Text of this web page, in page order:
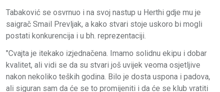
Tabaković se osvrnuo i na svoj nastup u Herthi gdje mu je
saigrač Smail Prevljak, a kako stvari stoje uskoro bi mogli
postati konkurencija i u bh. reprezentaciji.
"Cvajta je itekako izjednačena. Imamo solidnu ekipu i dobar
kvalitet, ali vidi se da su stvari još uvijek veoma osjetljive
nakon nekoliko teških godina. Bilo je dosta uspona i padova,
ali siguran sam da će se to promijeniti i da će se klub vratiti